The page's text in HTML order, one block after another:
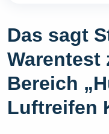
Das sagt
Warentest
Bereich
Luftreifen